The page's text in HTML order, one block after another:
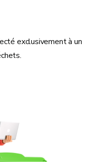
exclusivement à un